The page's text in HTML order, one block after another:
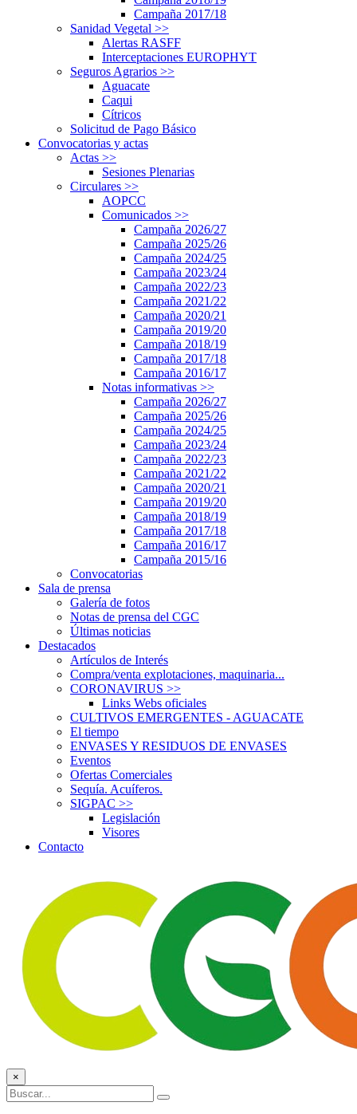
Campaña 2017/18
Sanidad Vegetal >>
Alertas RASFF
Interceptaciones EUROPHYT
Seguros Agrarios >>
Aguacate
Caqui
Cítricos
Solicitud de Pago Básico
Convocatorias y actas
Actas >>
Sesiones Plenarias
Circulares >>
AOPCC
Comunicados >>
Campaña 2026/27
Campaña 2025/26
Campaña 2024/25
Campaña 2023/24
Campaña 2022/23
Campaña 2021/22
Campaña 2020/21
Campaña 2019/20
Campaña 2018/19
Campaña 2017/18
Campaña 2016/17
Notas informativas >>
Campaña 2026/27
Campaña 2025/26
Campaña 2024/25
Campaña 2023/24
Campaña 2022/23
Campaña 2021/22
Campaña 2020/21
Campaña 2019/20
Campaña 2018/19
Campaña 2017/18
Campaña 2016/17
Campaña 2015/16
Convocatorias
Sala de prensa
Galería de fotos
Notas de prensa del CGC
Últimas noticias
Destacados
Artículos de Interés
Compra/venta explotaciones, maquinaria...
CORONAVIRUS >>
Links Webs oficiales
CULTIVOS EMERGENTES - AGUACATE
El tiempo
ENVASES Y RESIDUOS DE ENVASES
Eventos
Ofertas Comerciales
Sequía. Acuíferos.
SIGPAC >>
Legislación
Visores
Contacto
×